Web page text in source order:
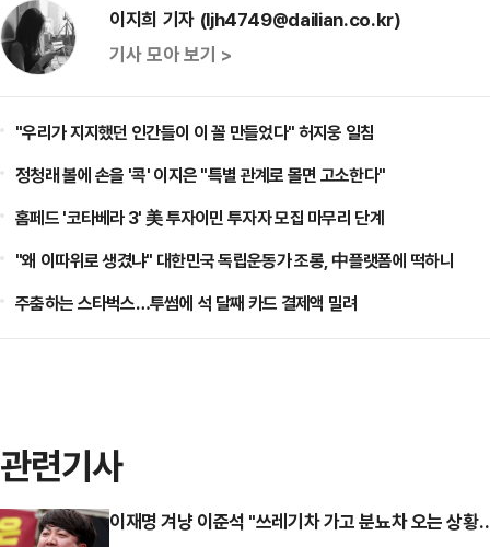
이지희 기자 (ljh4749@dailian.co.kr)
기사 모아 보기 >
"우리가 지지했던 인간들이 이 꼴 만들었다" 허지웅 일침
정청래 볼에 손을 '콕' 이지은 "특별 관계로 몰면 고소한다"
홈페드 '코타베라 3' 美 투자이민 투자자 모집 마무리 단계
"왜 이따위로 생겼냐" 대한민국 독립운동가 조롱, 中플랫폼에 떡하니
주춤하는 스타벅스…투썸에 석 달째 카드 결제액 밀려
관련기사
이재명 겨냥 이준석 "쓰레기차 가고 분뇨차 오는 상